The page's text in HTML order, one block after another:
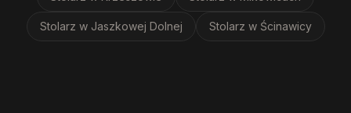
Stolarz w Jaszkowej Dolnej Stolarz w Ścinawicy